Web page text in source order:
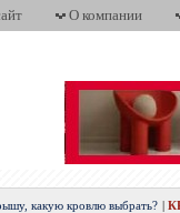
О компании
какую кровлю выбрать?